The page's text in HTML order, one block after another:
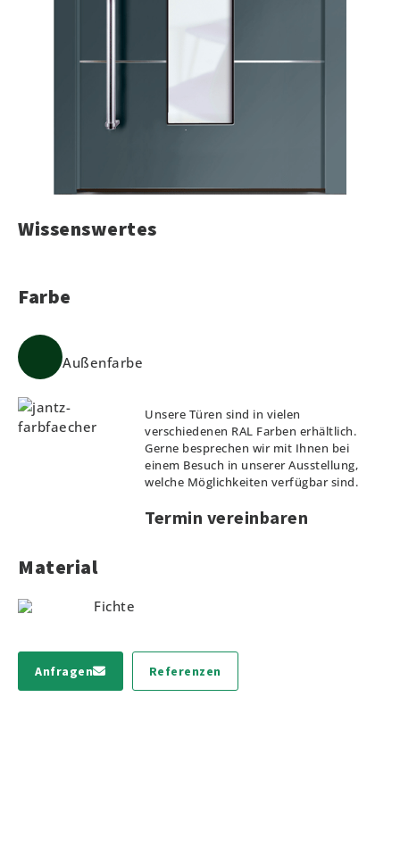
Wissenswertes
Farbe
Außenfarbe
Unsere Türen sind in vielen
verschiedenen RAL Farben erhältlich.
Gerne besprechen wir mit Ihnen bei
einem Besuch in unserer Ausstellung,
welche Möglichkeiten verfügbar sind.
Termin vereinbaren
Material
Fichte
Anfragen Referenzen